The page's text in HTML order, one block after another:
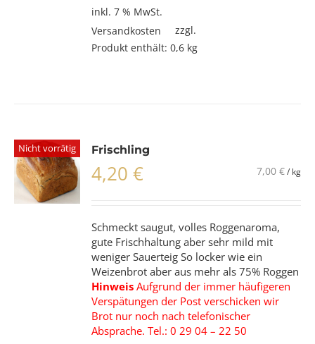
inkl. 7 % MwSt.
zzgl.
Versandkosten
Produkt enthält: 0,6 kg
Nicht vorrätig Frischling
4,20€ 7,00 €/ kg
Schmeckt saugut, volles Roggenaroma,
gute Frischhaltung aber sehr mild mit
weniger Sauerteig So locker wie ein
Weizenbrot aber aus mehr als 75% Roggen
Hinweis Aufgrund der immer häufigeren
Verspätungen der Post verschicken wir
Brot nur noch nach telefonischer
Absprache. Tel.: 0 29 04 – 22 50